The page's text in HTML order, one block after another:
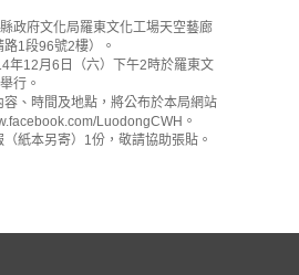
府文化局羅東文化工場天空藝廊
路1段96號2樓）。
12月6日（六）下午2時於羅東文
行。
、時間及地點，將公布於本局網站
LuodongCWH。
紙本另寄）1份，敬請協助張貼。